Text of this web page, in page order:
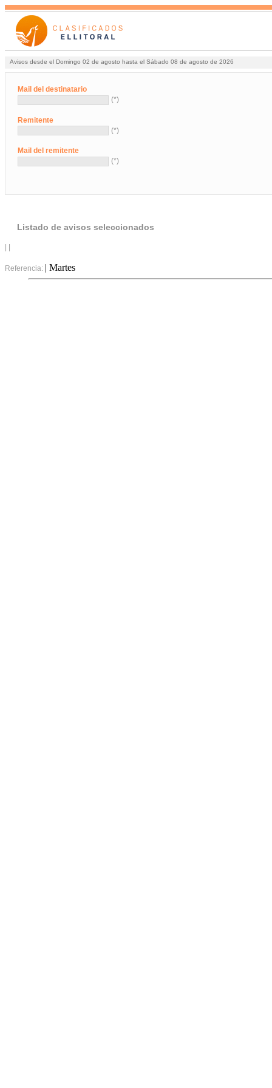
Avisos desde el Domingo 02 de agosto hasta el Sábado 08 de agosto de 2026
Mail del destinatario
(*)
Remitente
(*)
Mail del remitente
(*)
Listado de avisos seleccionados
Referencia: | Martes